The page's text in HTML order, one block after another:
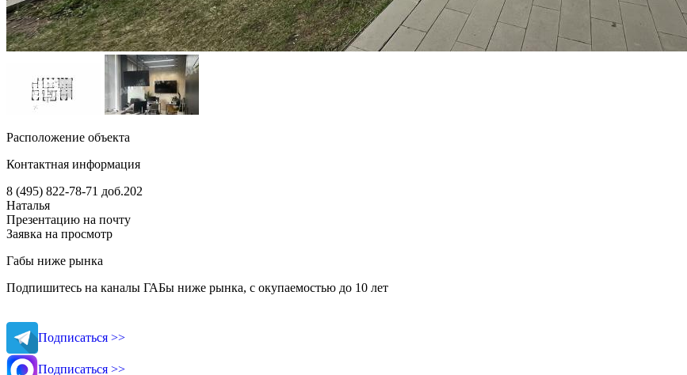
Расположение объекта
Контактная информация
8 (495) 822-78-71 доб.202
Наталья
Презентацию на почту
Заявка на просмотр
Габы ниже рынка
Подпишитесь на каналы ГАБы ниже рынка, с окупаемостью до 10 лет
Подписаться >>
Подписаться >>